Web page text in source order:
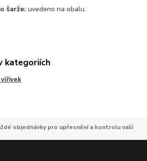
šarže: uvedeno na obalu.
kategoriích
objednávky pro upřesnění a kontrolu vaší